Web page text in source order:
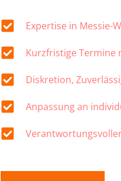
Expertise in Messie-
Kurzfristige Termine
Diskretion,
Anpassung an